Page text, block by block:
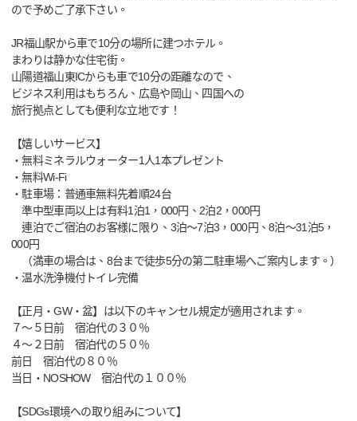
ので予めご了承下さい。
JR福山駅から車で10分の場所に建つホテル。
まわりは静かな住宅街。
山陽道福山東ICからも車で10分の距離なので、
ビジネス利用はもちろん、広島や岡山、四国への
旅行拠点としても便利な立地です！
【嬉しいサービス】
・無料ミネラルウォーター1人1本プレゼント
・無料Wi-Fi
・駐車場：普通車無料先着順24台
準中型車両以上は有料1泊1，000円、2泊2，000円
連泊でご宿泊のお客様に限り、3泊～7泊3，000円、8泊～31泊5，
000円
（満車の場合は、8台まで徒歩5分の第二駐車場へご案内します。）
・温水洗浄機付トイレ完備
【正月・GW・盆】は以下のキャンセル規定が適用されます。
７～５日前 宿泊代の３０％
４～２日前 宿泊代の５０％
前日 宿泊代の８０％
当日・NOSHOW 宿泊代の１００％
【SDGs環境への取り組みについて】